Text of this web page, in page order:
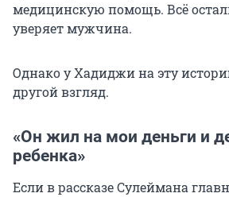
медицинскую помощь. Всё
уверяет мужчина.
Однако у Хадиджи на эту
другой взгляд.
«Он жил на мои деньги и
ребенка»
Если в рассказе Сулеймана